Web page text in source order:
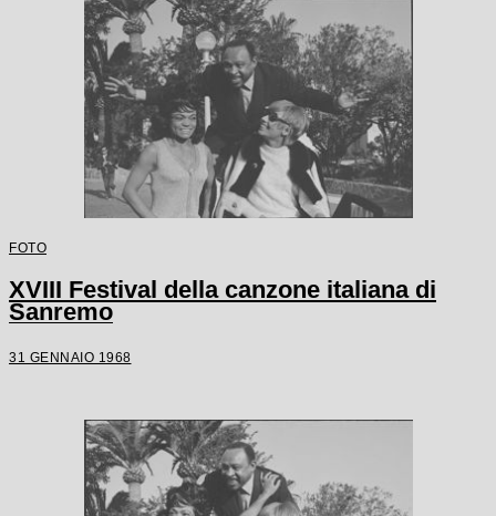
FOTO
XVIII Festival della canzone italiana di
Sanremo
31 GENNAIO 1968